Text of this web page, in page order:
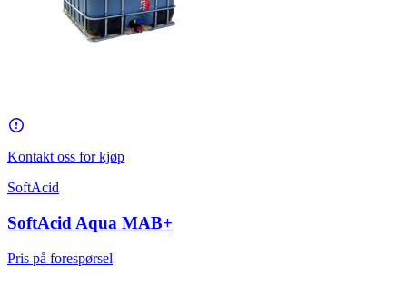
Kontakt oss for kjøp
SoftAcid
SoftAcid Aqua MAB+
Pris på forespørsel